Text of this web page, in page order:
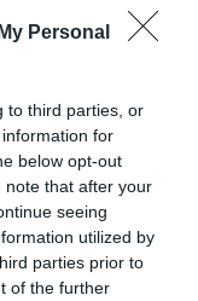
Personal
to third parties, or
for
below opt-out
note that after your
seeing
utilized by
parties prior to
of the further